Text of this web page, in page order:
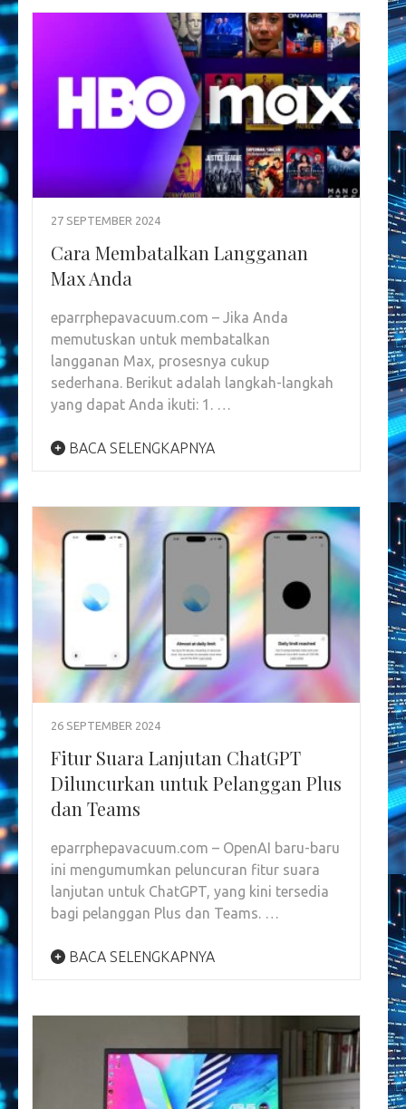
27 SEPTEMBER 2024
Cara Membatalkan Langganan
Max Anda
eparrphepavacuum.com – Jika Anda
memutuskan untuk membatalkan
langganan Max, prosesnya cukup
sederhana. Berikut adalah langkah-langkah
yang dapat Anda ikuti: 1. …
BACA SELENGKAPNYA
26 SEPTEMBER 2024
Fitur Suara Lanjutan ChatGPT
Diluncurkan untuk Pelanggan Plus
dan Teams
eparrphepavacuum.com – OpenAI baru-baru
ini mengumumkan peluncuran fitur suara
lanjutan untuk ChatGPT, yang kini tersedia
bagi pelanggan Plus dan Teams. …
BACA SELENGKAPNYA